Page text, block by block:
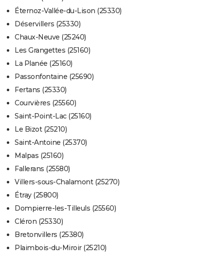
Éternoz-Vallée-du-Lison (25330)
Déservillers (25330)
Chaux-Neuve (25240)
Les Grangettes (25160)
La Planée (25160)
Passonfontaine (25690)
Fertans (25330)
Courvières (25560)
Saint-Point-Lac (25160)
Le Bizot (25210)
Saint-Antoine (25370)
Malpas (25160)
Fallerans (25580)
Villers-sous-Chalamont (25270)
Étray (25800)
Dompierre-les-Tilleuls (25560)
Cléron (25330)
Bretonvillers (25380)
Plaimbois-du-Miroir (25210)